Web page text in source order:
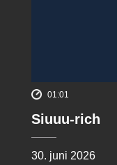
01:01
Siuuu-rich
30. juni 2026